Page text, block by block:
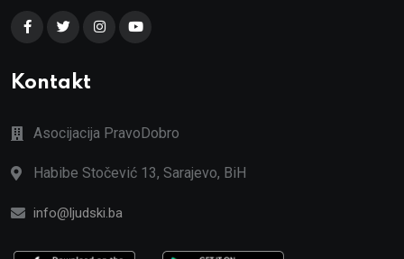
Kontakt
Asocijacija PravoDobro
Habibe Stočević 13, Sarajevo, BiH
info@ljudski.ba